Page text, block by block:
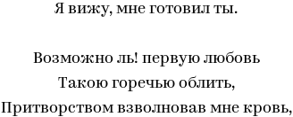
Я вижу, мне готовил ты.
Возможно ль! первую любовь
Такою горечью облить,
Притворством взволновав мне кровь,